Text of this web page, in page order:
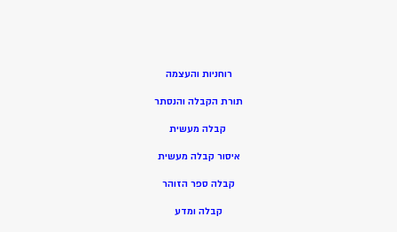
רוחניות והעצמה
תורת הקבלה והנסתר
קבלה מעשית
איסור קבלה מעשית
קבלה ספר הזוהר
קבלה ומדע